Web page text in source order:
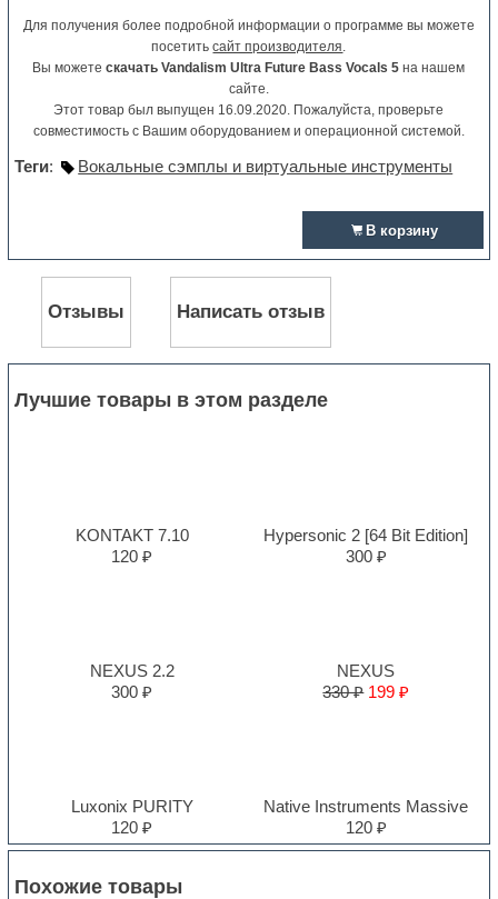
Для получения более подробной информации о программе вы можете
посетитьсайт производителя.
Вы можетескачать Vandalism Ultra Future Bass Vocals 5 на нашем
сайте.
Этот товар был выпущен 16.09.2020. Пожалуйста, проверьте
совместимость с Вашим оборудованием и операционной системой.
Теги: Вокальные сэмплы и виртуальные инструменты
В корзину
Отзывы Написать отзыв
Лучшие товары в этом разделе
KONTAKT 7.10
120 ₽
Hypersonic 2 [64 Bit Edition]
300 ₽
NEXUS 2.2
300 ₽
NEXUS
330 ₽ 199 ₽
Luxonix PURITY
120 ₽
Native Instruments Massive
120 ₽
Похожие товары